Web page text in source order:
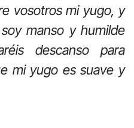
vosotros mi yugo, y
manso y humilde
descanso para
mi yugo es suave y